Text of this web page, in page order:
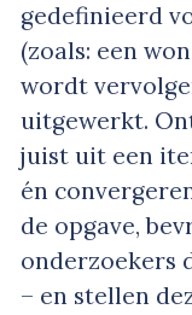
gedefinieerd
(zoals: een
wordt
uitgewerkt.
juist uit een
én
de opgave,
onderzoekers
– en stellen